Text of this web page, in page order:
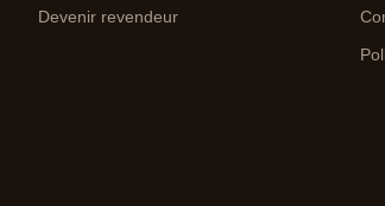
Devenir revendeur